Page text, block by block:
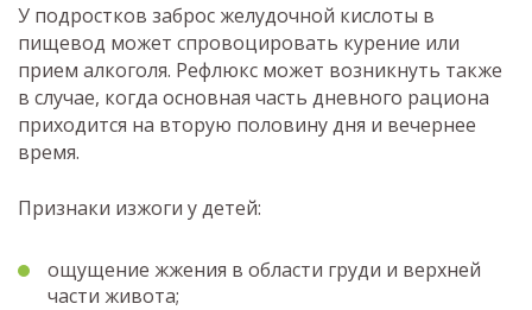
У подростков заброс желудочной кислоты в
пищевод может спровоцировать курение или
прием алкоголя. Рефлюкс может возникнуть также
в случае, когда основная часть дневного рациона
приходится на вторую половину дня и вечернее
время.
Признаки изжоги у детей:
ощущение жжения в области груди и верхней
части живота;